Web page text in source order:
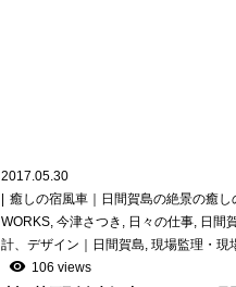
2017.05.30
癒しの宿風車｜日間賀島の絶景の癒
WORKS, 今津さつき 日々の仕事, 日間
計、デザイン｜日間賀島 現場監理・現
106 views